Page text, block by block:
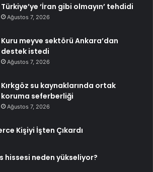
Türkiye’ye ‘İran gibi olmayın’ tehdidi
Ağustos 7, 2026
Kuru meyve sektörü Ankara’dan
destek istedi
Ağustos 7, 2026
Kırkgöz su kaynaklarında ortak
koruma seferberliği
Ağustos 7, 2026
Kişiyi İşten Çıkardı
hissesi neden yükseliyor?